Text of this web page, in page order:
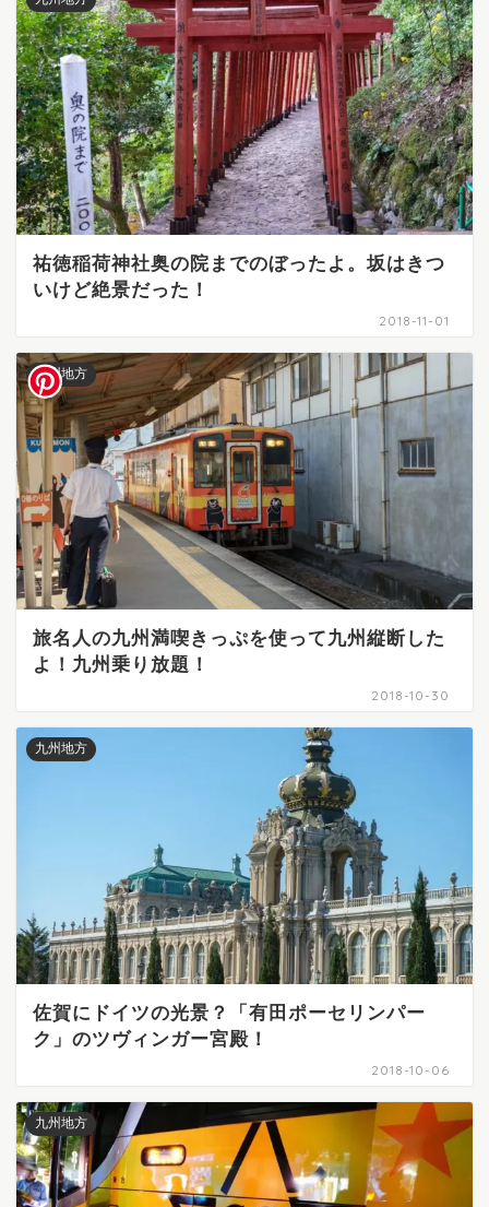
祐徳稲荷神社奥の院までのぼったよ。坂はきつ
いけど絶景だった！
2018-11-01
九州地方
旅名人の九州満喫きっぷを使って九州縦断した
よ！九州乗り放題！
2018-10-30
九州地方
佐賀にドイツの光景？「有田ポーセリンパー
ク」のツヴィンガー宮殿！
2018-10-06
九州地方